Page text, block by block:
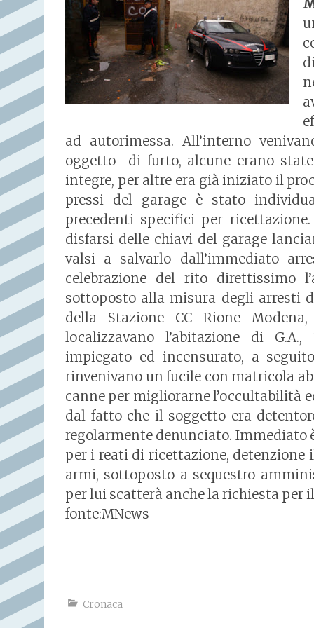
ad autorimessa. All’interno
oggetto di furto, alcune erano
integre, per altre era già iniziato il
pressi del garage è stato
precedenti specifici per
disfarsi delle chiavi del garage
valsi a salvarlo dall’immediato
celebrazione del rito direttissimo
sottoposto alla misura degli arresti
della Stazione CC Rione
localizzavano l’abitazione di
impiegato ed incensurato, a
rinvenivano un fucile con matricola
canne per migliorarne l’occultabilità
dal fatto che il soggetto era
regolarmente denunciato. Immediato
per i reati di ricettazione,
armi, sottoposto a sequestro
per lui scatterà anche la richiesta per
fonte:MNews
Cronaca